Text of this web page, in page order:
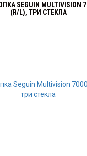
SEGUIN MULTIVISION
(R/L), ТРИ СТЕКЛА